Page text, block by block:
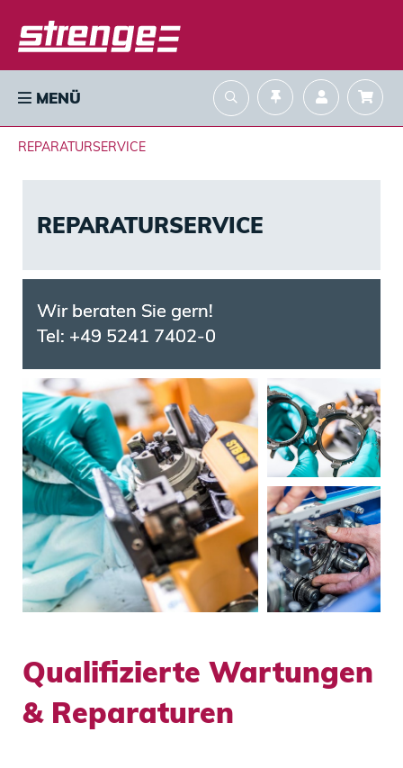
MENÜ
REPARATURSERVICE
REPARATURSERVICE
Wir beraten Sie gern!
Tel: +49 5241 7402-0
Qualifizierte Wartungen
& Reparaturen